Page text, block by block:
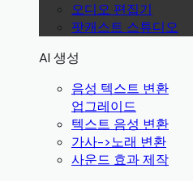
오디오 편집기
팟캐스트 스튜디오
AI 생성
음성 텍스트 변환
업그레이드
텍스트 음성 변환
가사->노래 변환
사운드 효과 제작